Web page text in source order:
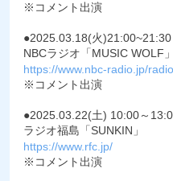
※コメント出演
●2025.03.18(火)21:00~21:30
NBCラジオ「MUSIC WOLF」
https://www.nbc-radio.jp/
※コメント出演
●2025.03.22(土) 10:00～
ラジオ福島「SUNKIN」
https://www.rfc.jp/
※コメント出演